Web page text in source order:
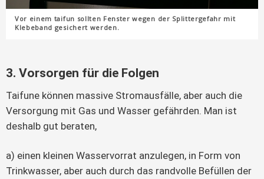
Vor einem taifun sollten Fenster wegen der Splittergefahr mit
Klebeband gesichert werden.
3. Vorsorgen für die Folgen
Taifune können massive Stromausfälle, aber auch die
Versorgung mit Gas und Wasser gefährden. Man ist
deshalb gut beraten,
a) einen kleinen Wasservorrat anzulegen, in Form von
Trinkwasser, aber auch durch das randvolle Befüllen der